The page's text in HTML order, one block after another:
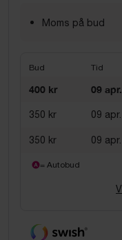
Moms på bud
Bud Tid
400 kr 09
350 kr 09
350 kr 09
= Autobud